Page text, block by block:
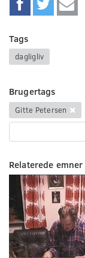
Tags
dagligliv
Brugertags
Gitte Petersen
Relaterede emner